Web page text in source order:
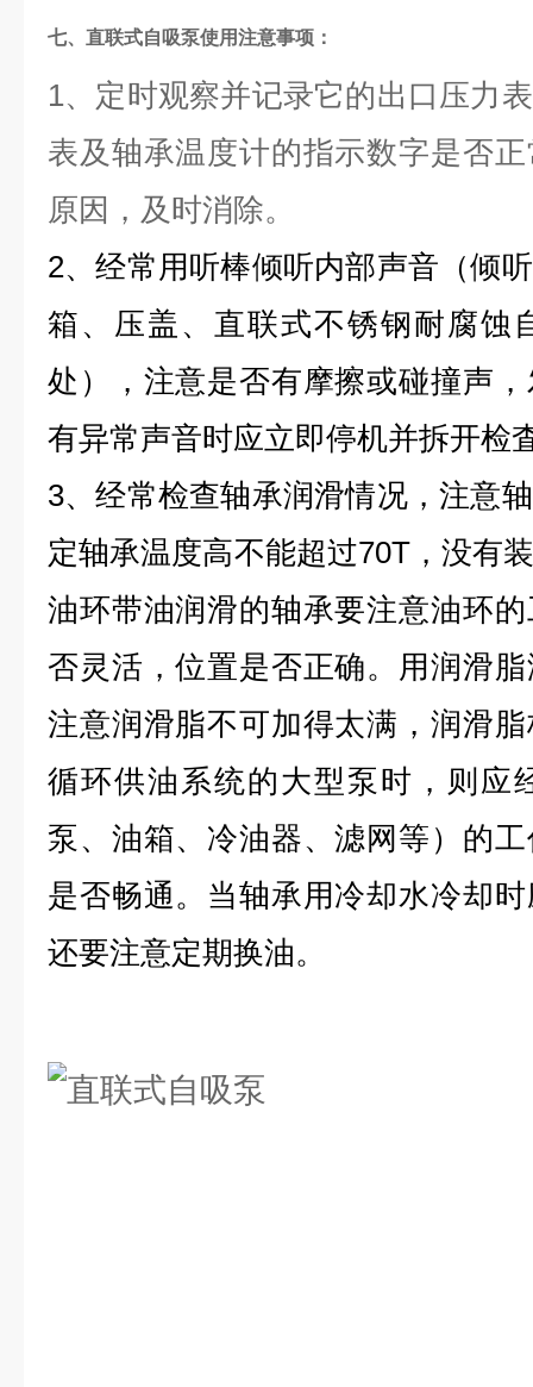
七、直联式自吸泵使用注意事项：
1、定时观察并记录它的出口压力
表及轴承温度计的指示数字是否
原因，及时消除。
2、经常用听棒倾听内部声音（倾
箱、压盖、直联式不锈钢耐腐蚀
处），注意是否有摩擦或碰撞声
有异常声音时应立即停机并拆开
3、经常检查轴承润滑情况，注意
定轴承温度高不能超过70T，没有
油环带油润滑的轴承要注意油环
否灵活，位置是否正确。用润滑
注意润滑脂不可加得太满，润滑
循环供油系统的大型泵时，则应
泵、油箱、冷油器、滤网等）的
是否畅通。当轴承用冷却水冷却
还要注意定期换油。